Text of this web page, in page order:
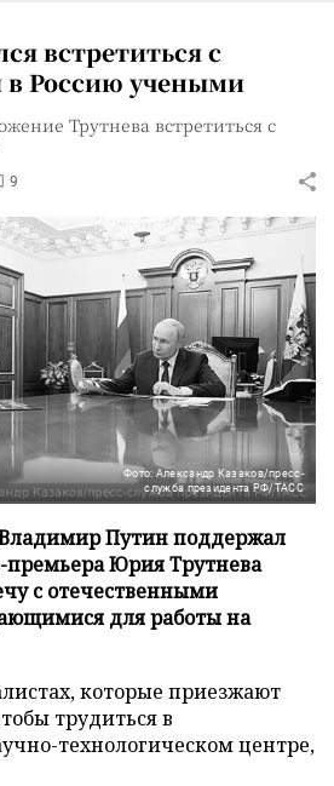
встретиться с
Россию учеными
Трутнева встретиться с
9
Фото: Александр Казаков/пресс-
служба президента РФ/ТАСС
Путин поддержал
Юрия Трутнева
с отечественными
для работы на
которые приезжают
трудиться в
технологическом центре,